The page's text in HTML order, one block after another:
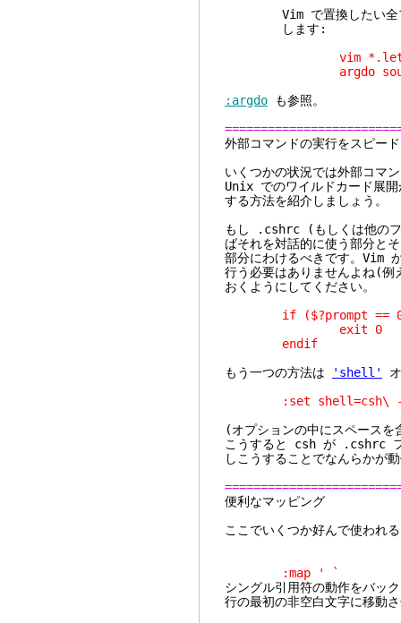
Vim で置換したい全ファ
します:
vim
argdo source
:argdo も参照。
外部コマンドの実
いくつかの状況では外部コマ
Unix でのワイルドカード展開
する方法を紹介しましょう。
もし .cshrc (もしくは他のフ
ばそれを対話的に使う部分と
部分にわけるべきです。Vim
行う必要はありませんよね(例
おくようにしてください。
if ($?prompt ==
exit 0
endif
もう一つの方法は
'shell'
:set shell=csh\
(オプションの中にスペース
こうすると csh が .cshrc フ
しこうすることでなんらかが
便利な
ここでいくつか好んで使われ
:map ' `
シングル引用符の動作をバッ
行の最初の非空白文字に移動